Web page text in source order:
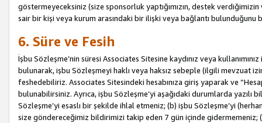
göstermeyeceksiniz (size sponsorluk yaptığımızın, destek
sair bir kişi veya kurum arasındaki bir ilişki veya bağlantı bulunduğunu
6. Süre ve Fesih
İşbu Sözleşme’nin süresi Associates Sitesine kaydınız veya
bulunarak, işbu Sözleşmeyi haklı veya haksız sebeple (ilgili mevzuat
feshedebiliriz. Associates Sitesindeki hesabınıza giriş yaparak ve
bulunabilirsiniz. Ayrıca, işbu Sözleşme’yi aşağıdaki durumlarda yazılı
Sözleşme’yi esaslı bir şekilde ihlal etmeniz; (b) işbu Sözleşme’yi
size göndereceğimiz bildirimizi takip eden 7 gün içinde gidermemeniz;